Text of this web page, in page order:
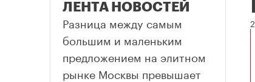
ЛЕНТА НОВОСТЕЙ
Разница между самым
большим и маленьким
предложением на элитном
рынке Москвы превышает